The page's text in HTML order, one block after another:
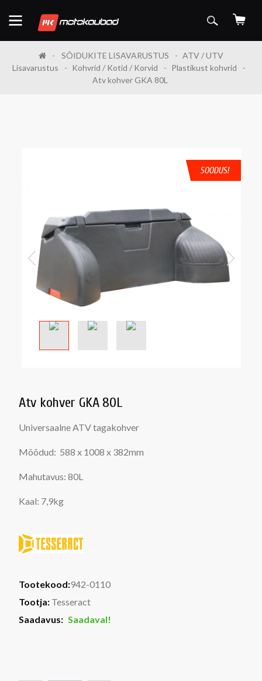
SÕIDUKITE LISAVARUSTUS
ATV / UTV
Lisavarustus
Kohvrid / Kotid / Korvid
Plastikust kohvrid
Atv kohver GKA 80L
SOODUS!
Atv kohver GKA 80L
Universaalne ATV tagakohver
Mõõdud: 588 x 1008 x 382mm
Mahutavus: 80L
Kaal: 7,9kg
Tootekood:942-0110
Tootja: Tesseract
Saadavus: Saadaval!